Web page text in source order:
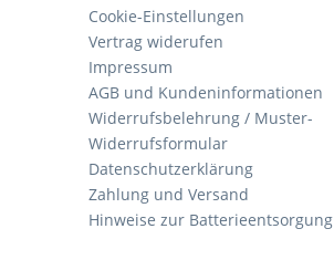
Cookie-Einstellungen
Vertrag widerufen
Impressum
AGB und Kundeninformationen
Widerrufsbelehrung / Muster-
Widerrufsformular
Datenschutzerklärung
Zahlung und Versand
Hinweise zur Batterieentsorgung